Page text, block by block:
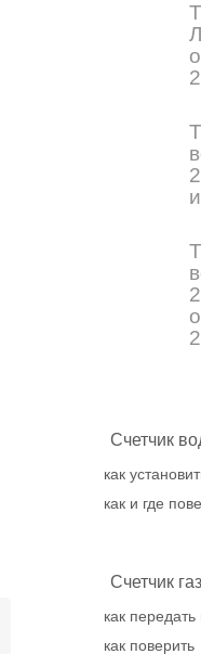
Счетчик
как
как и где
Счетчик
как передать
как поверить